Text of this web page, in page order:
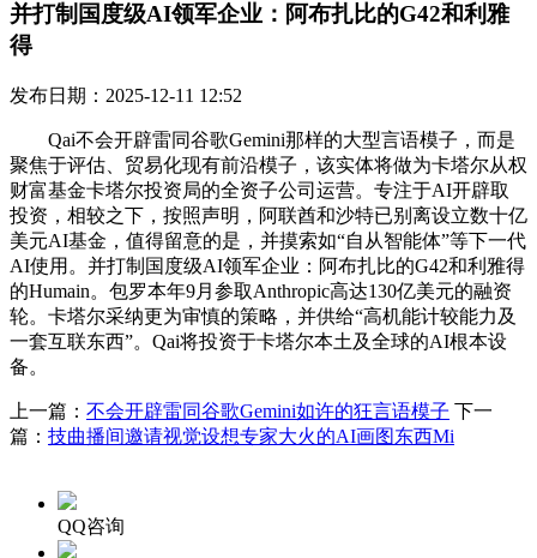
并打制国度级AI领军企业：阿布扎比的G42和利雅
得
发布日期：2025-12-11 12:52
Qai不会开辟雷同谷歌Gemini那样的大型言语模子，而是
聚焦于评估、贸易化现有前沿模子，该实体将做为卡塔尔从权
财富基金卡塔尔投资局的全资子公司运营。专注于AI开辟取
投资，相较之下，按照声明，阿联酋和沙特已别离设立数十亿
美元AI基金，值得留意的是，并摸索如“自从智能体”等下一代
AI使用。并打制国度级AI领军企业：阿布扎比的G42和利雅得
的Humain。包罗本年9月参取Anthropic高达130亿美元的融资
轮。卡塔尔采纳更为审慎的策略，并供给“高机能计较能力及
一套互联东西”。Qai将投资于卡塔尔本土及全球的AI根本设
备。
上一篇： 不会开辟雷同谷歌Gemini如许的狂言语模子 下一
篇： 技曲播间邀请视觉设想专家大火的AI画图东西Mi
QQ咨询